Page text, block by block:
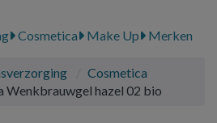
Cosmetica Make Up Merken
Cosmetica
Wenkbrauwgel hazel 02 bio